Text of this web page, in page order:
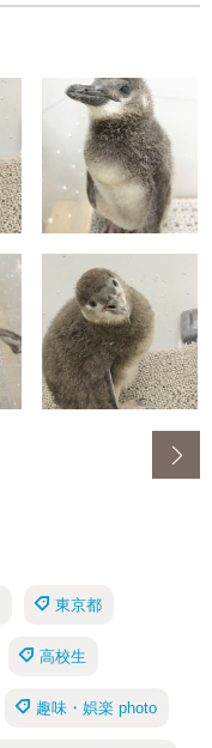
東京都
高校生
趣味・娯楽 photo